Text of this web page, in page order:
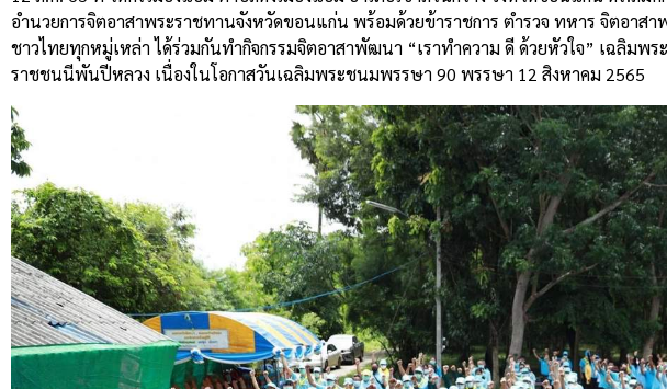
อำนวยการจิตอาสาพระราชทานจังหวัดขอนแก่น พร้อมด้วยข้าราชการ ตำรวจ ทหาร จิตอาสา
ชาวไทยทุกหมู่เหล่า ได้ร่วมกันทำกิจกรรมจิตอาสาพัฒนา “เราทำความ ดีด้วยหัวใจ” เฉลิมพร
ราชชนนีพันปีหลวง เนื่องในโอกาสวันเฉลิมพระชนมพรรษา 90 พรรษา 12 สิงหาคม 2565